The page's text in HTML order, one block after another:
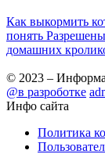
Как выкормить
понять
домашних
© 2023 –
@в разроботке
Инфо сайта
Политика